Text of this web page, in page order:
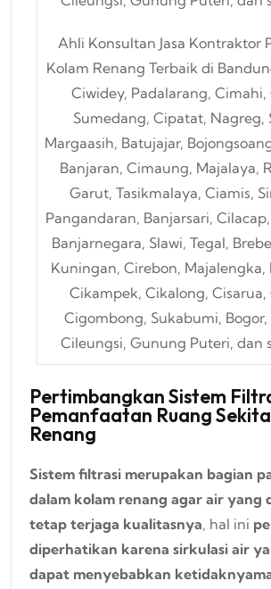
Ahli Konsultan Jasa Kontraktor
Kolam Renang Terbaik di
Ciwidey, Padalarang, Cimahi,
Sumedang, Cipatat, Nagreg,
Margaasih, Batujajar,
Banjaran, Cimaung, Majalaya,
Garut, Tasikmalaya, Ciamis,
Pangandaran, Banjarsari,
Banjarnegara, Slawi, Tegal,
Kuningan, Cirebon, Majalengka,
Cikampek, Cikalong, Cisarua,
Cigombong, Sukabumi,
Cileungsi, Gunung Puteri, dan
Pertimbangkan Sistem
Pemanfaatan Ruang
Renang
Sistem filtrasi merupakan bagian
dalam kolam renang agar air yang
tetap terjaga kualitasnya, hal ini
diperhatikan karena sirkulasi air
dapat menyebabkan